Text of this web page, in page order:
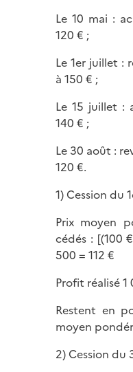
Le 10 mai :
120 € ;
Le 1er juillet :
à 150 € ;
Le 15 juillet :
140 € ;
Le 30 août :
120 €.
1) Cession du
Prix moyen
cédés : [(100
500 = 112 €
Profit réalisé 1
Restent en
moyen
2) Cession du